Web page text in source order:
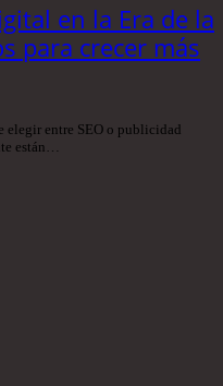
en la Era de la
para crecer más
elegir entre SEO o publicidad
están…